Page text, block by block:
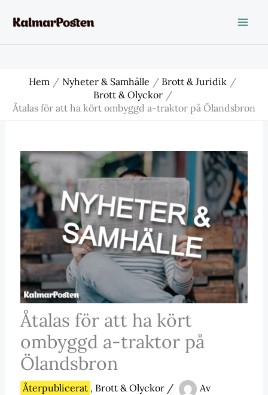
Hem Nyheter & Samhälle
Brott & Juridik
Brott & Olyckor
Åtalas för att ha kört ombyggd a-traktor på Ölandsbron
Åtalas för att ha kört
ombyggd a-traktor på
Ölandsbron
Återpublicerat , Brott & Olyckor/
Av